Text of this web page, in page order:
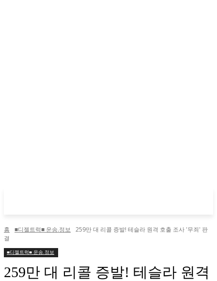
홈 ■디젤트럭■ 운송.정보
259만 대 리콜 증발! 테슬라 원격 호출 조사 '무죄' 판
결
■디젤트럭■ 운송.정보
259만 대 리콜 증발! 테슬라 원격